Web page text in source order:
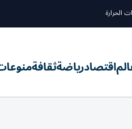
الحرارة
اقتصادرياضةثقافة